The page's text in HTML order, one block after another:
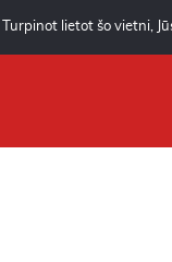
lietot šo vietni,